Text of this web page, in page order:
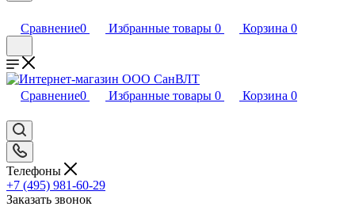
Сравнение0 Избранные товары 0 Корзина 0
Сравнение0 Избранные товары 0 Корзина 0
Телефоны
+7 (495) 981-60-29
Заказать звонок